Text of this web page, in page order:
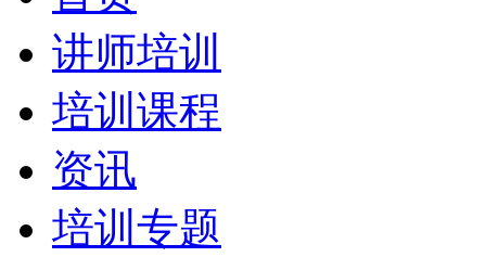
讲师培训
培训课程
资讯
培训专题